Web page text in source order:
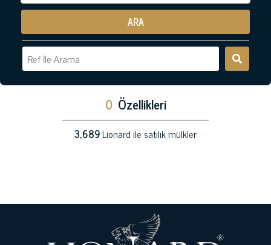
ARA
0 Özellikleri
3,689Lionard ile satılık mülkler